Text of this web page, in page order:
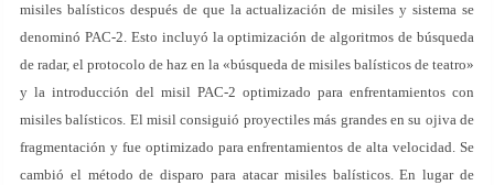
misiles balísticos después de que la actualización de misiles y sistema se
denominó PAC-2. Esto incluyó la optimización de algoritmos de búsqueda
de radar, el protocolo de haz en la «búsqueda de misiles balísticos de teatro»
y la introducción del misil PAC-2 optimizado para enfrentamientos con
misiles balísticos. El misil consiguió proyectiles más grandes en su ojiva de
fragmentación y fue optimizado para enfrentamientos de alta velocidad. Se
cambió el método de disparo para atacar misiles balísticos. En lugar de